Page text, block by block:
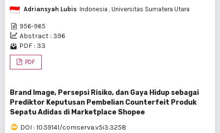
Adriansyah Lubis Indonesia , Universitas Sumatera Utara
956-965
Abstract : 396
PDF : 33
PDF
Brand Image, Persepsi Risiko, dan Gaya Hidup sebagai
Prediktor Keputusan Pembelian Counterfeit Produk
Sepatu Adidas di Marketplace Shopee
DOI : 10.59141/comserva.v5i3.3258